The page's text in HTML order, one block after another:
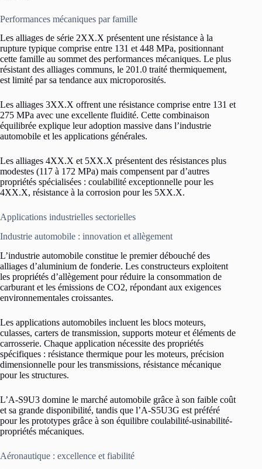
Performances mécaniques par famille
Les alliages de série 2XX.X présentent une résistance à la
rupture typique comprise entre 131 et 448 MPa, positionnant
cette famille au sommet des performances mécaniques. Le plus
résistant des alliages communs, le 201.0 traité thermiquement,
est limité par sa tendance aux microporosités.
Les alliages 3XX.X offrent une résistance comprise entre 131 et
275 MPa avec une excellente fluidité. Cette combinaison
équilibrée explique leur adoption massive dans l’industrie
automobile et les applications générales.
Les alliages 4XX.X et 5XX.X présentent des résistances plus
modestes (117 à 172 MPa) mais compensent par d’autres
propriétés spécialisées : coulabilité exceptionnelle pour les
4XX.X, résistance à la corrosion pour les 5XX.X.
Applications industrielles sectorielles
Industrie automobile : innovation et allègement
L’industrie automobile constitue le premier débouché des
alliages d’aluminium de fonderie. Les constructeurs exploitent
les propriétés d’allègement pour réduire la consommation de
carburant et les émissions de CO2, répondant aux exigences
environnementales croissantes.
Les applications automobiles incluent les blocs moteurs,
culasses, carters de transmission, supports moteur et éléments de
carrosserie. Chaque application nécessite des propriétés
spécifiques : résistance thermique pour les moteurs, précision
dimensionnelle pour les transmissions, résistance mécanique
pour les structures.
L’A-S9U3 domine le marché automobile grâce à son faible coût
et sa grande disponibilité, tandis que l’A-S5U3G est préféré
pour les prototypes grâce à son équilibre coulabilité-usinabilité-
propriétés mécaniques.
Aéronautique : excellence et fiabilité